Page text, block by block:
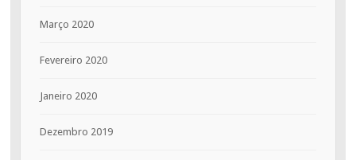
Março 2020
Fevereiro 2020
Janeiro 2020
Dezembro 2019